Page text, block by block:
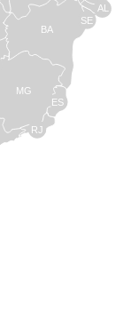
BA
SE
AL
MG
RJ
ES